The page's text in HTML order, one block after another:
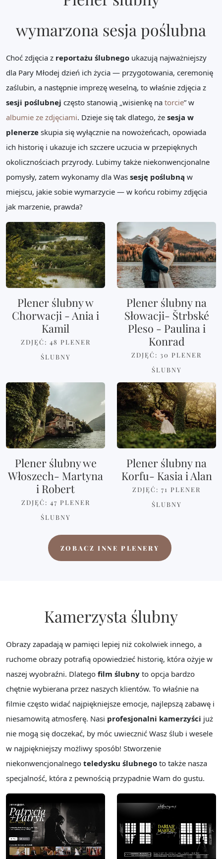
wymarzona sesja poślubna
Choć zdjęcia z reportażu ślubnego ukazują najważniejszy
dla Pary Młodej dzień ich życia — przygotowania, ceremonię
zaślubin, a następnie imprezę weselną, to właśnie zdjęcia z
sesji poślubnej często stanowią „wisienkę na torcie” w
albumie ze zdjęciami. Dzieje się tak dlatego, że sesja w
plenerze skupia się wyłącznie na nowożeńcach, opowiada
ich historię i ukazuje ich szczere uczucia w przepięknych
okolicznościach przyrody. Lubimy także niekonwencjonalne
pomysły, zatem wykonamy dla Was sesję poślubną w
miejscu, jakie sobie wymarzycie — w końcu robimy zdjęcia
jak marzenie, prawda?
Plener ślubny w
Chorwacji - Ania i
Kamil
ZDJĘĆ: 48 PLENER
ŚLUBNY
Plener ślubny na
Słowacji- Štrbské
Pleso - Paulina i
Konrad
ZDJĘĆ: 30 PLENER
ŚLUBNY
Plener ślubny we
Włoszech- Martyna
i Robert
ZDJĘĆ: 47 PLENER
ŚLUBNY
Plener ślubny na
Korfu- Kasia i Alan
ZDJĘĆ: 71 PLENER
ŚLUBNY
ZOBACZ INNE PLENERY
Kamerzysta ślubny
Obrazy zapadają w pamięci lepiej niż cokolwiek innego, a
ruchome obrazy potrafią opowiedzieć historię, która ożyje w
naszej wyobraźni. Dlatego film ślubny to opcja bardzo
chętnie wybierana przez naszych klientów. To właśnie na
filmie często widać najpiękniejsze emocje, najlepszą zabawę i
niesamowitą atmosferę. Nasi profesjonalni kamerzyści już
nie mogą się doczekać, by móc uwiecznić Wasz ślub i wesele
w najpiękniejszy możliwy sposób! Stworzenie
niekonwencjonalnego teledysku ślubnego to także nasza
specjalność, która z pewnością przypadnie Wam do gustu.